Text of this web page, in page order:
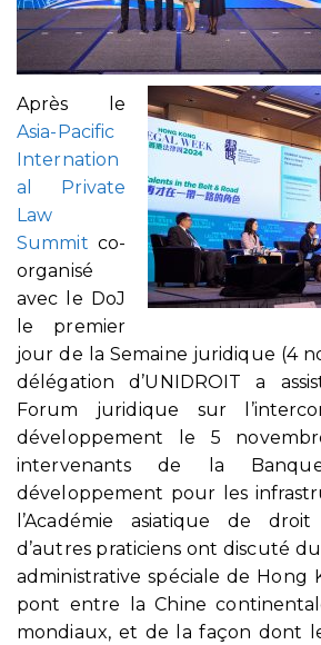
Après le
Asia-Pacific
Internation
al Private
Law
Summit co-
organisé
avec le DoJ
le premier
jour de la Semaine juridique (4
délégation d’UNIDROIT a
Forum juridique sur
développement le 5
intervenants de la
développement pour les
l’Académie asiatique de
d’autres praticiens ont discuté
administrative spéciale de
pont entre la Chine
mondiaux, et de la façon dont